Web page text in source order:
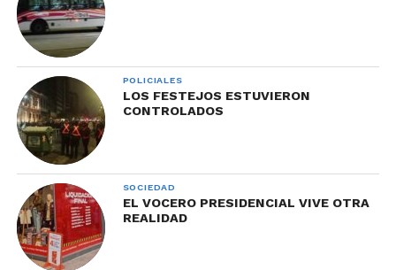
POLICIALES
LOS FESTEJOS ESTUVIERON
CONTROLADOS
SOCIEDAD
EL VOCERO PRESIDENCIAL VIVE OTRA
REALIDAD